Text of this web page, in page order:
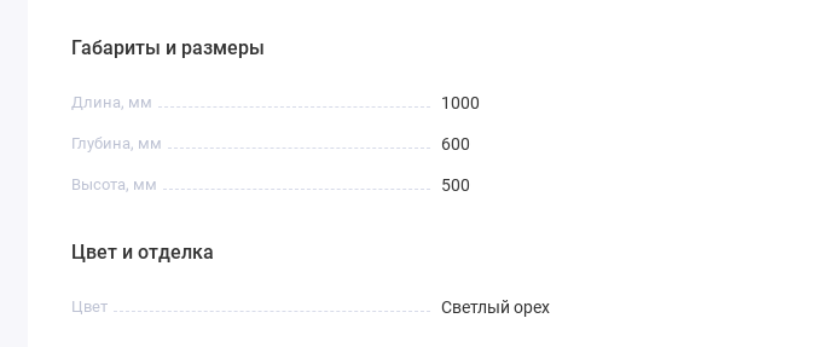
Габариты и размеры
Длина, мм 1000
Глубина, мм 600
Высота, мм 500
Цвет и отделка
Цвет Светлый орех